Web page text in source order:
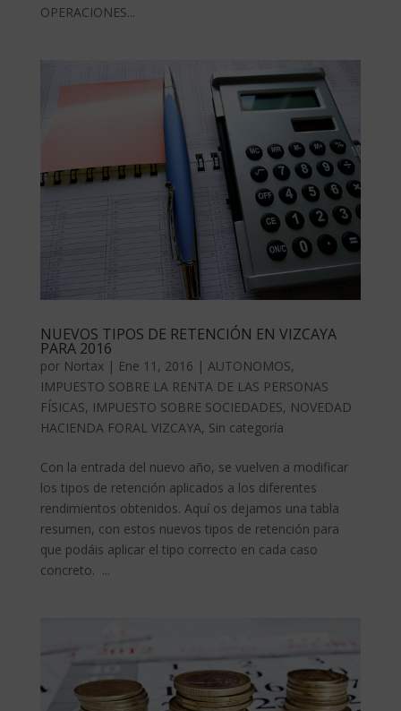
OPERACIONES...
NUEVOS TIPOS DE RETENCIÓN EN VIZCAYA
PARA 2016
por Nortax| Ene 11, 2016 | AUTONOMOS,
IMPUESTO SOBRE LA RENTA DE LAS PERSONAS
FÍSICAS, IMPUESTO SOBRE SOCIEDADES, NOVEDAD
HACIENDA FORAL VIZCAYA, Sin categoría
Con la entrada del nuevo año, se vuelven a modificar
los tipos de retención aplicados a los diferentes
rendimientos obtenidos. Aquí os dejamos una tabla
resumen, con estos nuevos tipos de retención para
que podáis aplicar el tipo correcto en cada caso
concreto. ...